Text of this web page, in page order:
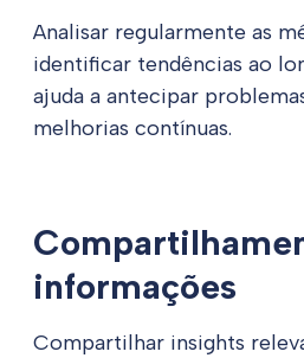
Analisar regularmente as
identificar tendências ao
ajuda a antecipar
melhorias contínuas.
informações
Compartilhar insights